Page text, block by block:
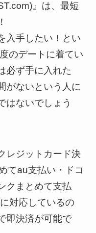
』は、最短
入手したい！とい
のデートに着てい
必ず手に入れた
がないという人に
はないでしょう
レジットカード決
てau支払い・ドコ
クまとめて支払
対応しているの
即決済が可能で